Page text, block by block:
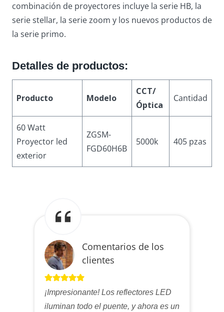
combinación de proyectores incluye la serie HB, la
serie stellar, la serie zoom y los nuevos productos de
la serie primo.
Detalles de productos:
Producto Modelo
CCT/
Óptica
Cantidad
60 Watt
Proyector led
exterior
ZGSM-
FGD60H6B
5000k 405 pzas
Comentarios de los
clientes
¡Impresionante! Los reflectores LED
iluminan todo el puente, y ahora es un